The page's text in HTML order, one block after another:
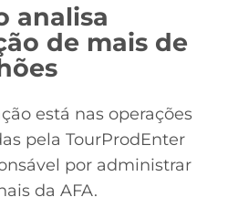
analisa
de mais de
está nas operações
pela TourProdEnter
por administrar
da AFA.